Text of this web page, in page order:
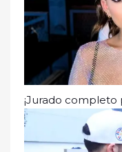
¡Jurado completo